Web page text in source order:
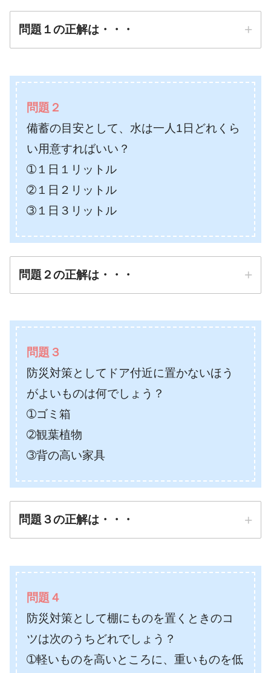
問題１の正解は・・・
防災先生
問題２
備蓄の目安として、水は一人1日どれくら
い用意すればいい？
➀１日１リットル
➁１日２リットル
➂１日３リットル
問題２の正解は・・・
防災先生
問題３
防災対策としてドア付近に置かないほう
がよいものは何でしょう？
➀ゴミ箱
➁観葉植物
➂背の高い家具
問題３の正解は・・・
防災先生
問題４
防災対策として棚にものを置くときのコ
ツは次のうちどれでしょう？
➀軽いものを高いところに、重いものを低